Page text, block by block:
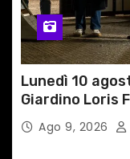
l
i
Lunedì 10
Giardino Loris
il caso
Ago 9, 2026